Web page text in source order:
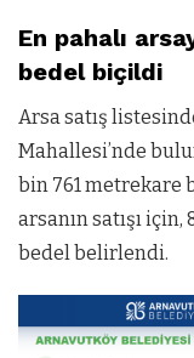
En pahalı
bedel biçildi
Arsa satış
Mahallesi’nde
bin 761 metrekare
arsanın satışı
bedel belirlendi.